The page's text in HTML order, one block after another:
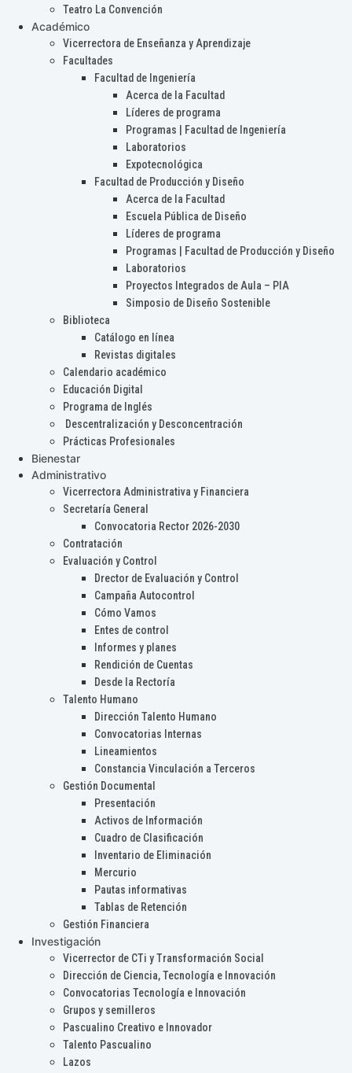
Teatro La Convención
Académico
Vicerrectora de Enseñanza y Aprendizaje
Facultades
Facultad de Ingeniería
Acerca de la Facultad
Líderes de programa
Programas | Facultad de Ingeniería
Laboratorios
Expotecnológica
Facultad de Producción y Diseño
Acerca de la Facultad
Escuela Pública de Diseño
Líderes de programa
Programas | Facultad de Producción y Diseño
Laboratorios
Proyectos Integrados de Aula – PIA
Simposio de Diseño Sostenible
Biblioteca
Catálogo en línea
Revistas digitales
Calendario académico
Educación Digital
Programa de Inglés
Descentralización y Desconcentración
Prácticas Profesionales
Bienestar
Administrativo
Vicerrectora Administrativa y Financiera
Secretaría General
Convocatoria Rector 2026-2030
Contratación
Evaluación y Control
Drector de Evaluación y Control
Campaña Autocontrol
Cómo Vamos
Entes de control
Informes y planes
Rendición de Cuentas
Desde la Rectoría
Talento Humano
Dirección Talento Humano
Convocatorias Internas
Lineamientos
Constancia Vinculación a Terceros
Gestión Documental
Presentación
Activos de Información
Cuadro de Clasificación
Inventario de Eliminación
Mercurio
Pautas informativas
Tablas de Retención
Gestión Financiera
Investigación
Vicerrector de CTi y Transformación Social
Dirección de Ciencia, Tecnología e Innovación
Convocatorias Tecnología e Innovación
Grupos y semilleros
Pascualino Creativo e Innovador
Talento Pascualino
Lazos